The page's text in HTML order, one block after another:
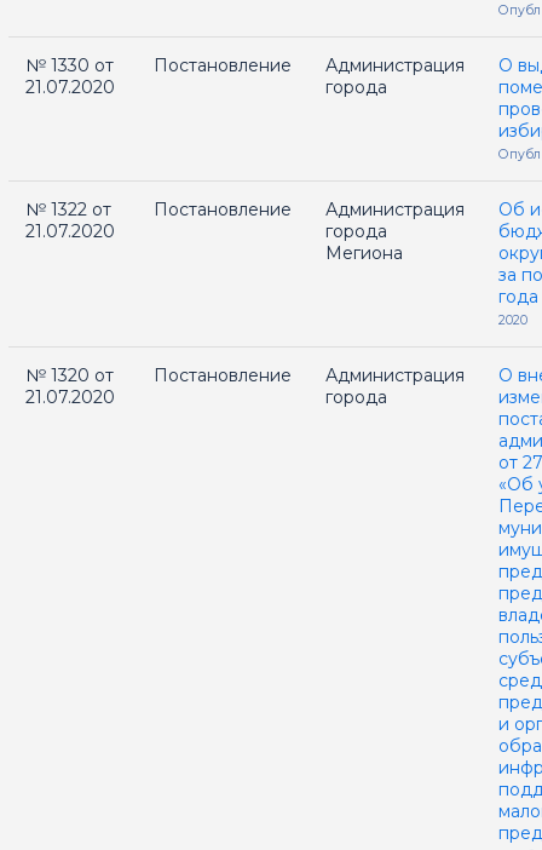
№ 1330 от
21.07.2020
Постановление
Администрация
города
О
№ 1322 от
21.07.2020
Постановление
Администрация
города
Мегиона
Об
за
года
2020
№ 1320 от
21.07.2020
Постановление
Администрация
города
О
от
«Об
и